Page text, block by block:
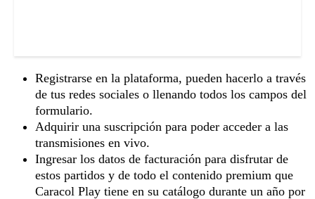
Registrarse en la plataforma, pueden hacerlo a través
de tus redes sociales o llenando todos los campos del
formulario.
Adquirir una suscripción para poder acceder a las
transmisiones en vivo.
Ingresar los datos de facturación para disfrutar de
estos partidos y de todo el contenido premium que
Caracol Play tiene en su catálogo durante un año por